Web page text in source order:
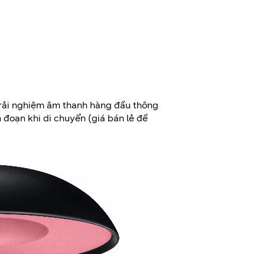
nghiệm âm thanh hàng đầu thông
khi di chuyển (giá bán lẻ đề